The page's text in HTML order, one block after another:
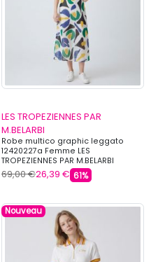
LES TROPEZIENNES PAR
M.BELARBI
Robe multico graphic leggato
12420227a Femme LES
TROPEZIENNES PAR M.BELARBI
69,00 €26,39 € 61%
Nouveau